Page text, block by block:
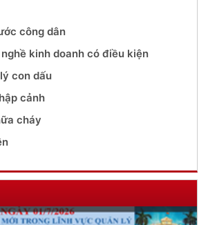
công dân
kinh doanh có điều kiện
con dấu
cảnh
cháy